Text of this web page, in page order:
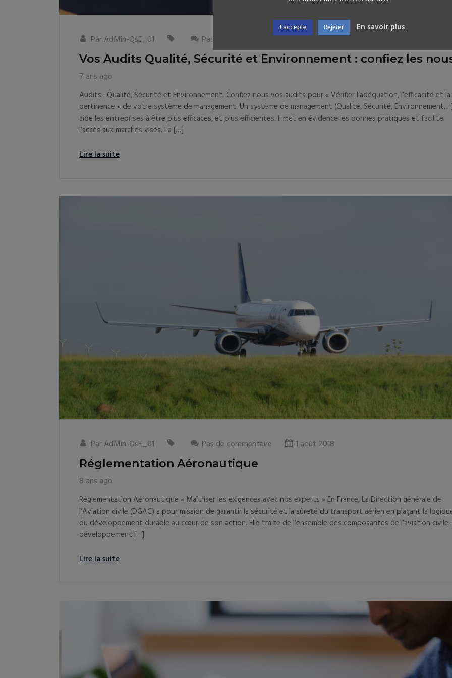
ParAdMin-QsE_01 Pas de commentaire 27 février 2019
Vos Audits Qualité, Sécurité et Environnement : confiez les
7 ans ago
Audits : Qualité, Sécurité et Environnement. Confiez nous vos audits pour « Vérifier l’adéquation, l’efficacité et la
pertinence » de votre système de management. Un système de management (Qualité, Sécurité,
aide les entreprises à être plus efficaces, et plus efficientes. Il met en évidence les bonnes pratiques et facilite
l’accès aux marchés visés. La […]
Lire la suite
ParAdMin-QsE_01 Pas de commentaire 1 août 2018
Réglementation Aéronautique
8 ans ago
Réglementation Aéronautique « Maîtriser les exigences avec nos experts » En France, La Direction générale de
l’Aviation civile (DGAC) a pour mission de garantir la sécurité et la sûreté du transport aérien en plaçant la
du développement durable au cœur de son action. Elle traite de l’ensemble des composantes de l’aviation civile :
développement […]
Lire la suite
J'accepte Rejeter En savoir plus